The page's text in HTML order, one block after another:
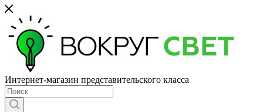
Интернет-магазин представительского класса